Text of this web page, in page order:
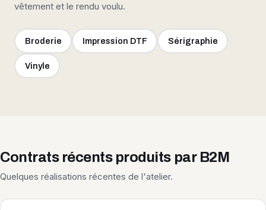
vêtement et le rendu voulu.
Broderie Impression DTF Sérigraphie
Vinyle
Contrats récents produits par B2M
Quelques réalisations récentes de l'atelier.